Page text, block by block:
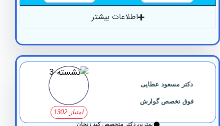
اطلاعات بیشتر
دکتر مسعود عطایی
فوق تخصص گوارش
بهترین دکتر متخصص کبد زنجان